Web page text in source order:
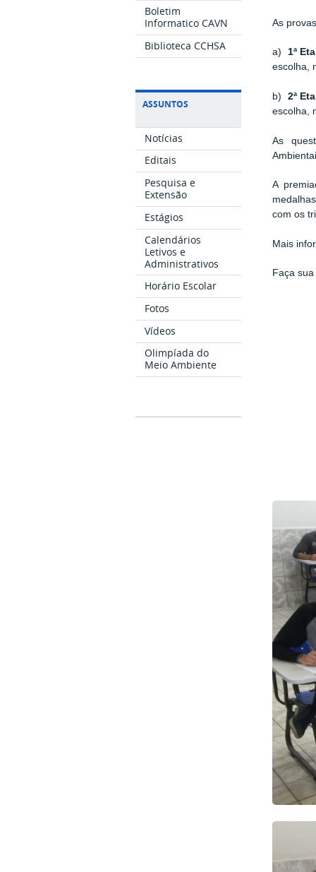
Boletim
Informatico CAVN
Biblioteca CCHSA
ASSUNTOS
Notícias
Editais
Pesquisa e
Extensão
Estágios
Calendários
Letivos e
Administrativos
Horário Escolar
Fotos
Vídeos
Olimpíada do
Meio Ambiente
As
a) 1ª
escolha,
b) 2ª
escolha,
As
A
com os
Mais
Faça